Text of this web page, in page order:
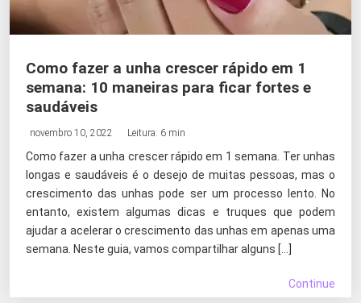
Como fazer a unha crescer rápido em 1
semana: 10 maneiras para ficar fortes e
saudáveis
novembro 10, 2022 Leitura: 6 min
Como fazer a unha crescer rápido em 1 semana. Ter unhas
longas e saudáveis é o desejo de muitas pessoas, mas o
crescimento das unhas pode ser um processo lento. No
entanto, existem algumas dicas e truques que podem
ajudar a acelerar o crescimento das unhas em apenas uma
semana. Neste guia, vamos compartilhar alguns […]
Continue